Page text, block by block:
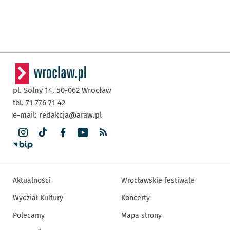
pl. Solny 14, 50-062 Wrocław
tel. 71 776 71 42
e-mail: redakcja@araw.pl
Aktualności
Wydział Kultury
Polecamy
Wrocławskie festiwale
Koncerty
Mapa strony